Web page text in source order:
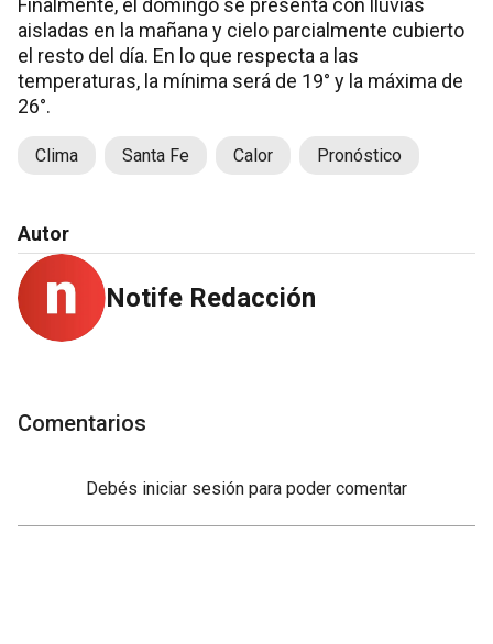
Finalmente, el domingo se presenta con lluvias
aisladas en la mañana y cielo parcialmente cubierto
el resto del día. En lo que respecta a las
temperaturas, la mínima será de 19° y la máxima de
26°.
Clima Santa Fe Calor Pronóstico
Autor
Notife Redacción
Comentarios
Debés iniciar sesión para poder comentar